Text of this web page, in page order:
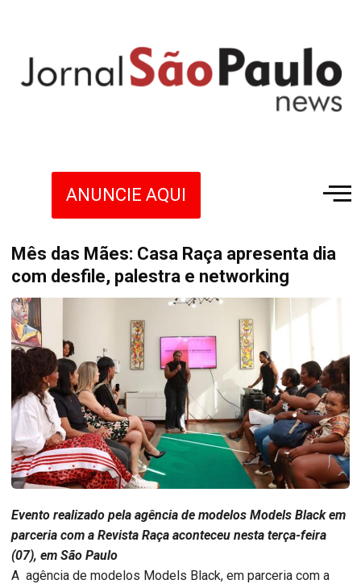
ANUNCIE AQUI
Mês das Mães: Casa Raça apresenta dia
com desfile, palestra e networking
Evento realizado pela agência de modelos Models Black em
parceria com a Revista Raça aconteceu nesta terça-feira
(07), em São Paulo
A agência de modelos Models Black, em parceria com a